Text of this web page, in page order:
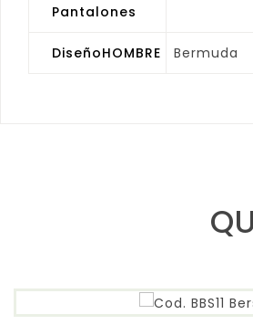
Pantalones
DiseñoHOMBRE Bermuda